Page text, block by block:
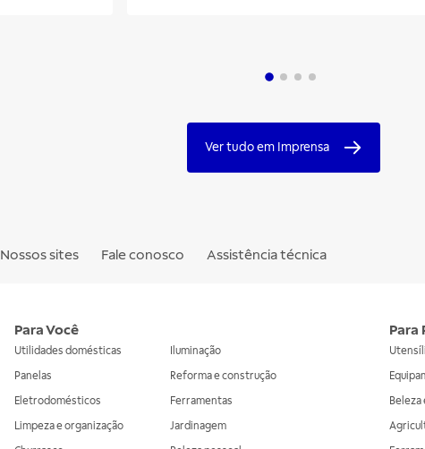
Ver tudo em Imprensa
Nossos sites Fale conosco Assistência técnica
Para Você
Utilidades domésticas
Panelas
Eletrodomésticos
Limpeza e organização
Iluminação
Reforma e construção
Ferramentas
Jardinagem
Para